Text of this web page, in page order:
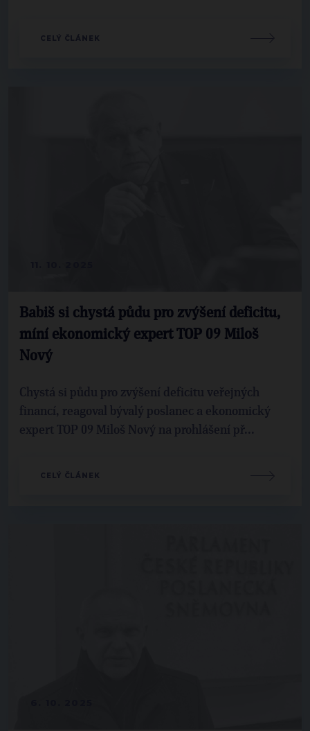
CELÝ ČLÁNEK
Babiš si chystá půdu pro zvýšení deficitu,
míní ekonomický expert TOP 09 Miloš
Nový
Chystá si půdu pro zvýšení deficitu veřejných
financí, reagoval bývalý poslanec a ekonomický
expert TOP 09 Miloš Nový na prohlášení př...
CELÝ ČLÁNEK